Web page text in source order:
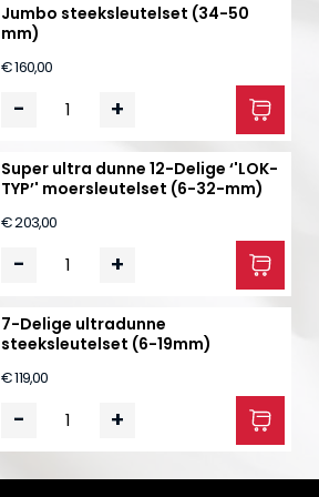
Jumbo steeksleutelset (34-50
mm)
€ 160,00
- +
Super ultra dunne 12-Delige ‘'LOK-
TYP’' moersleutelset (6-32-mm)
€ 203,00
- +
7-Delige ultradunne
steeksleutelset (6-19mm)
€ 119,00
- +